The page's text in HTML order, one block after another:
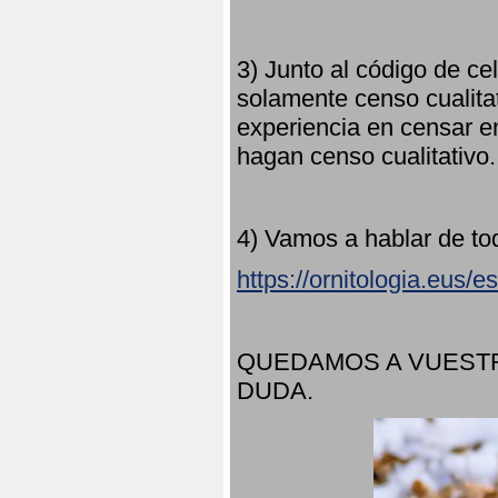
3) Junto al código de
solamente censo
experiencia en censar
hagan censo
4) Vamos a hablar de
https://ornitologia.eus/
QUEDAMOS A
DUDA.